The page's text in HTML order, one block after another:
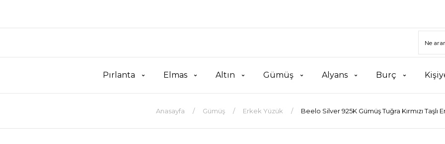
Pırlanta Elmas Altın Gümüş Alyans Burç
Anasayfa Gümüş Erkek Yüzük Beelo Silver 925K Gümüş Tuğra Kırmızı Taşlı